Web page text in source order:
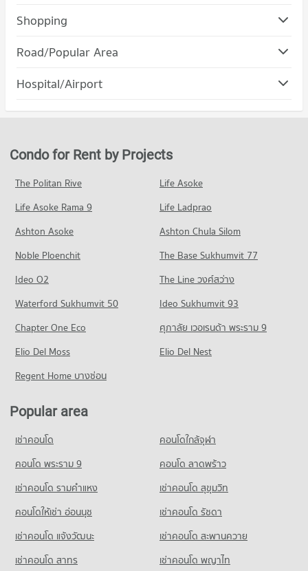
Shopping
Road/Popular Area
Condo Kathu Phuket
Condo for Rent in Kathu Phuket
Condo for Sale in Kathu Phuket
290 properties for sale
Condo Kamala Beach
PROJECT_COUNT
Condo for Rent near Kamala Beach
15 properties for rent
Condo for Sale near Kamala Beach
42 properties for sale
Hospital/Airport
Condo for Rent by Projects
The Politan Rive
Life Asoke
Life Asoke Rama 9
Life Ladprao
Ashton Asoke
Ashton Chula Silom
Noble Ploenchit
The Base Sukhumvit 77
Ideo O2
The Line วงศ์สว่าง
Waterford Sukhumvit 50
Ideo Sukhumvit 93
Chapter One Eco
ศุภาลัย เวอเรนด้า พระราม 9
Elio Del Moss
Elio Del Nest
Regent Home บางซ่อน
Popular area
เช่าคอนโด
คอนโดใกล้จุฬา
คอนโด พระราม 9
คอนโด ลาดพร้าว
เช่าคอนโด รามคําแหง
เช่าคอนโด สุขุมวิท
คอนโดให้เช่า อ่อนนุช
เช่าคอนโด รัชดา
เช่าคอนโด แจ้งวัฒนะ
เช่าคอนโด สะพานควาย
เช่าคอนโด สาทร
เช่าคอนโด พญาไท